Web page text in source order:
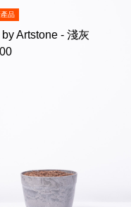
品
Artstone - 淺灰